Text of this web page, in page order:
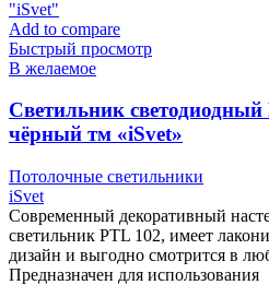
Add to compare
Быстрый просмотр
В желаемое
Cветильник
чёрный тм «iSvet»
Потолочные светильники
iSvet
Современный декоративный
светильник PTL 102, имеет
дизайн и выгодно смотрится в
Предназначен для использования